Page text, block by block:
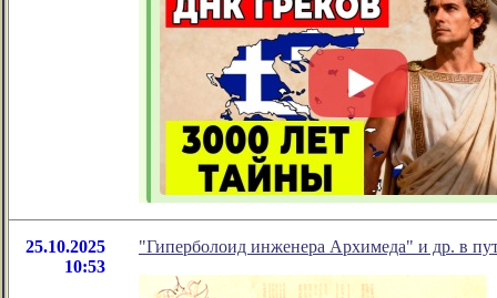
25.10.2025
10:53
"Гиперболоид инженера Архимеда" и др. в